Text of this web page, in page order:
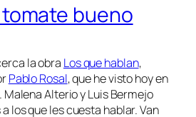
bueno
la obra Los que hablan,
Pablo Rosal, que he visto hoy en
Alterio y Luis Bermejo
los que les cuesta hablar. Van